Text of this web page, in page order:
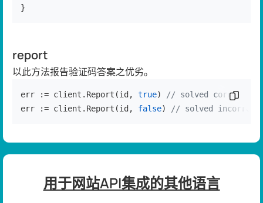
}
report
以此方法报告验证码答案之优劣。
err := client.Report(id, true)
// solved correctly
err := client.Report(id, false) // solved
复制代
用于网站API集成的其他语言